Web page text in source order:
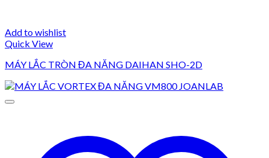
Add to wishlist
Quick View
MÁY LẮC TRÒN ĐA NĂNG DAIHAN SHO-2D